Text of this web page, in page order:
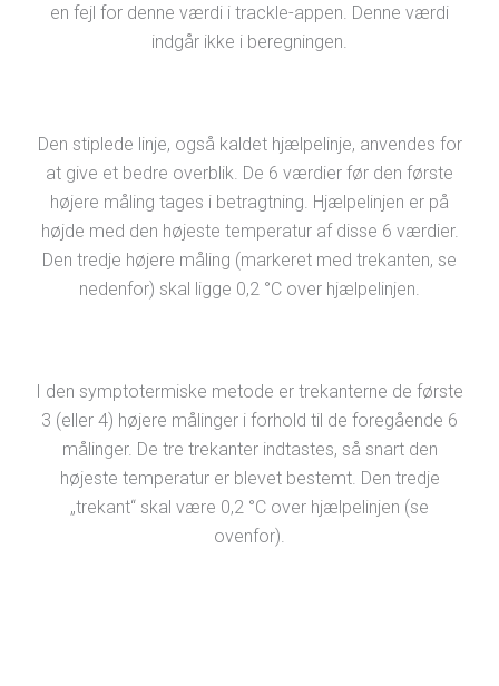
en fejl for denne værdi i trackle-appen. Denne værdi
indgår ikke i beregningen.
Den stiplede linje, også kaldet hjælpelinje, anvendes for
at give et bedre overblik. De 6 værdier før den første
højere måling tages i betragtning. Hjælpelinjen er på
højde med den højeste temperatur af disse 6 værdier.
Den tredje højere måling (markeret med trekanten, se
nedenfor) skal ligge 0,2 °C over hjælpelinjen.
I den symptotermiske metode er trekanterne de første
3 (eller 4) højere målinger i forhold til de foregående 6
målinger. De tre trekanter indtastes, så snart den
højeste temperatur er blevet bestemt. Den tredje
„trekant“ skal være 0,2 °C over hjælpelinjen (se
ovenfor).